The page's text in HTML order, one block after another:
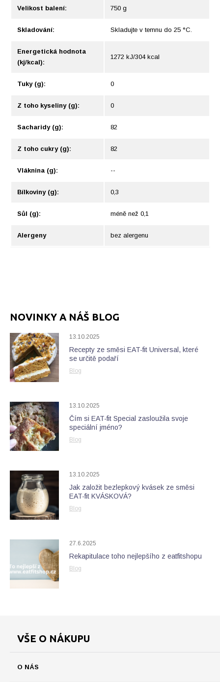
Velikost balení: 750 g
Skladování: Skladujte v temnu do 25 °C.
Energetická hodnota
(kj/kcal):
1272 kJ/304 kcal
Tuky (g): 0
Z toho kyseliny (g): 0
Sacharidy (g): 82
Z toho cukry (g): 82
Vláknina (g): --
Bílkoviny (g): 0,3
Sůl (g): méně než 0,1
Alergeny bez alergenu
NOVINKY A NÁŠ BLOG
13.10.2025
Recepty ze směsi EAT-fit Universal, které
se určitě podaří
Blog
13.10.2025
Čím si EAT-fit Special zasloužila svoje
speciální jméno?
Blog
13.10.2025
Jak založit bezlepkový kvásek ze směsi
EAT-fit KVÁSKOVÁ?
Blog
27.6.2025
Rekapitulace toho nejlepšího z eatfitshopu
Blog
VŠE O NÁKUPU
O NÁS